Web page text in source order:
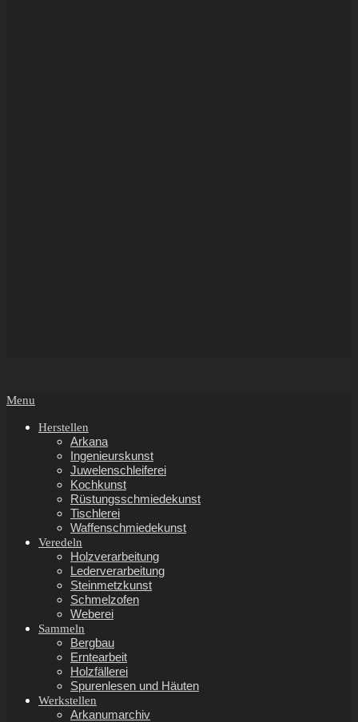
Secondary
Menu
Menu
Herstellen
Arkana
Ingenieurskunst
Juwelenschleiferei
Kochkunst
Rüstungsschmiedekunst
Tischlerei
Waffenschmiedekunst
Veredeln
Holzverarbeitung
Lederverarbeitung
Steinmetzkunst
Schmelzofen
Weberei
Sammeln
Bergbau
Erntearbeit
Holzfällerei
Spurenlesen und Häuten
Werkstellen
Arkanumarchiv